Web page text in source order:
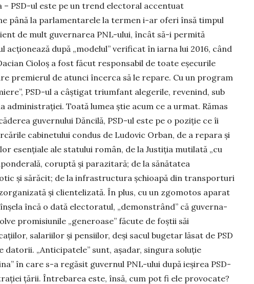
– PSD-ul este pe un trend electoral accentuat
până la parlamentarele la termen i-ar oferi însă timpul
de mult gu­ver­na­rea PNL-ului, încât să-i permită
acționează după „modelul” ve­ri­ficat în iarna lui 2016, când
Cioloș a fost făcut responsabil de toate eșecu­rile
premierul de atunci în­cerca să le repare. Cu un program
PSD-ul a câștigat triumfant alege­rile, revenind, sub
ad­mi­nistrației. Toa­tă lumea știe acum ce a urmat. Rămas
guvernului Dăn­cilă, PSD-ul este pe o poziție ce îi
cabi­netului condus de Ludovic Orban, de a repara și
esențiale ale statului român, de la Justiția mutilată „cu
coruptă și parazitară; de la sănă­tatea
și sărăcit; de la infrastructura șchioapă din transporturi
și clientelizată. În plus, cu un zgomotos aparat
încă o dată electoratul, „demonstrând” că guver­na­
promisiunile „ge­neroase” făcute de foștii săi
salariilor și pensiilor, deși sacul bugetar lăsat de PSD
datorii. „Antici­patele” sunt, așadar, singura soluție
în care s-a regăsit guvernul PNL-ului după ieșirea PSD-
țării. Întrebarea este, însă, cum pot fi ele provocate?